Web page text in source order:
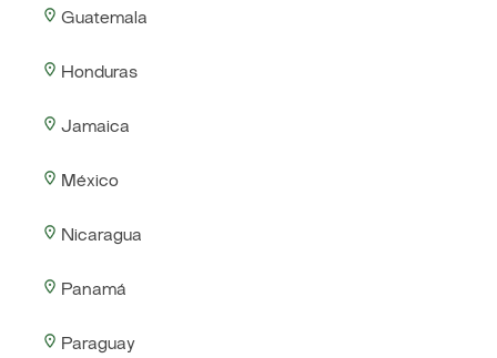
Guatemala
Honduras
Jamaica
México
Nicaragua
Panamá
Paraguay